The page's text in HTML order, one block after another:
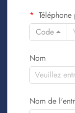
Code
Nom
Nom de